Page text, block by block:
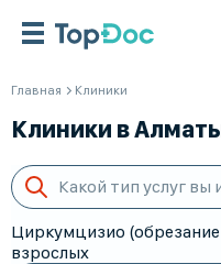
Главная Клиники
Клиники в
Какой тип услуг вы
Циркумцизио
взрослых